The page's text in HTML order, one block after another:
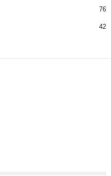
76
42